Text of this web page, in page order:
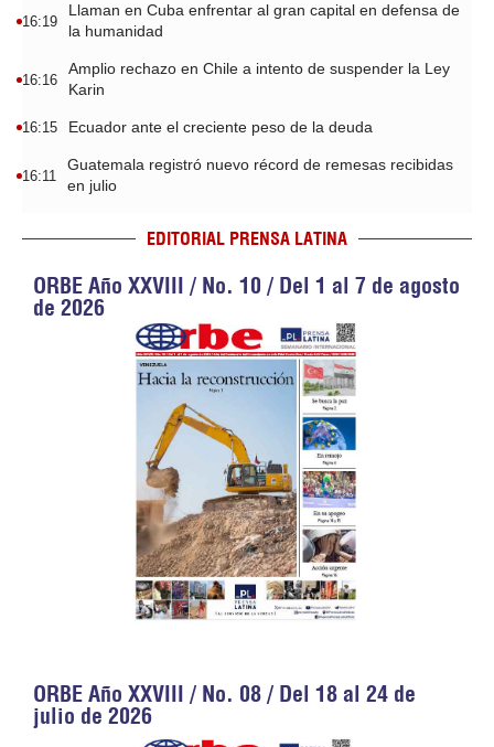
16:19
Llaman en Cuba enfrentar al gran capital en defensa de
la humanidad
16:16
Amplio rechazo en Chile a intento de suspender la Ley
Karin
16:15 Ecuador ante el creciente peso de la deuda
16:11
Guatemala registró nuevo récord de remesas recibidas
en julio
EDITORIAL PRENSA LATINA
ORBE Año XXVIII / No. 10 / Del 1 al 7 de agosto
de 2026
ORBE Año XXVIII / No. 08 / Del 18 al 24 de
julio de 2026